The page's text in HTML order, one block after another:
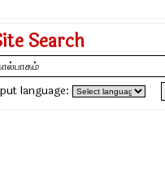
Search
language: